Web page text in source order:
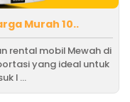
Murah 10..
rental mobil Mewah di
yang ideal untuk
l ...